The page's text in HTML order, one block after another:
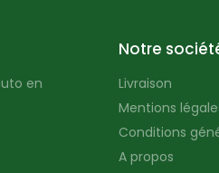
en
Notre
Livraison
Mentions
Conditions
A propos